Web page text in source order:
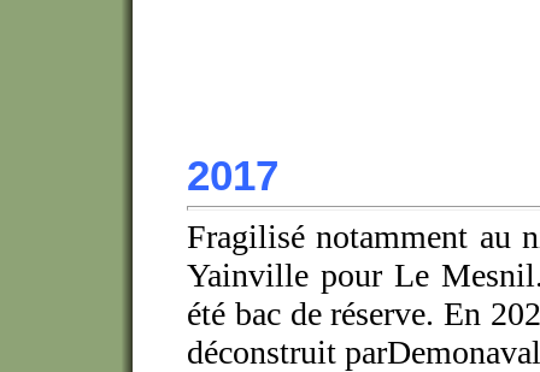
2017
Fragilisé notamment au
Yainville pour Le
été bac de réserve. En
déconstruit